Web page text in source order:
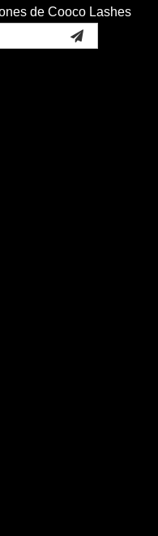
de Cooco Lashes